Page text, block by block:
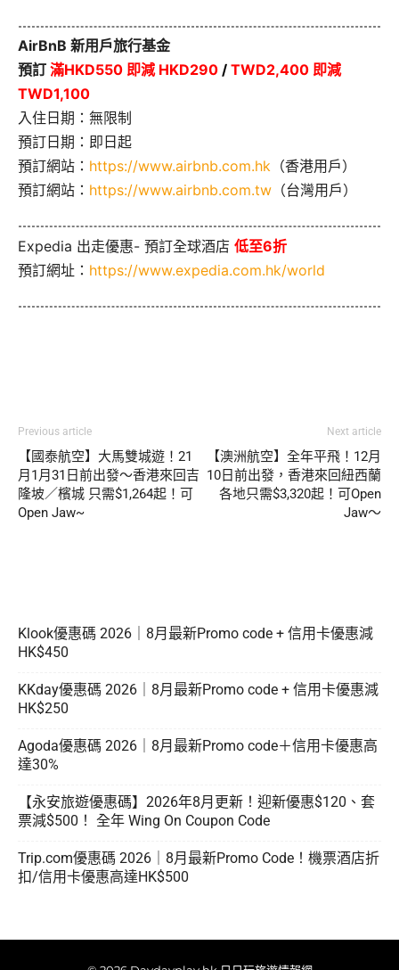
AirBnB 新用戶旅行基金
預訂 滿HKD550 即減 HKD290 / TWD2,400 即減
TWD1,100
入住日期：無限制
預訂日期：即日起
預訂網站： https://www.airbnb.com.hk （香港用戶）
預訂網站： https://www.airbnb.com.tw （台灣用戶）
Expedia 出走優惠- 預訂全球酒店 低至6折
預訂網址： https://www.expedia.com.hk/world
Previous article
【國泰航空】大馬雙城遊！21
月1月31日前出發～香港來回吉
隆坡／檳城 只需$1,264起！可
Open Jaw~
Next article
【澳洲航空】全年平飛！12月
10日前出發，香港來回紐西蘭
各地只需$3,320起！可Open
Jaw～
Klook優惠碼 2026｜8月最新Promo code + 信用卡優惠減
HK$450
KKday優惠碼 2026｜8月最新Promo code + 信用卡優惠減
HK$250
Agoda優惠碼 2026｜8月最新Promo code＋信用卡優惠高
達30%
【永安旅遊優惠碼】2026年8月更新！迎新優惠$120、套
票減$500！ 全年 Wing On Coupon Code
Trip.com優惠碼 2026｜8月最新Promo Code！機票酒店折
扣/信用卡優惠高達HK$500